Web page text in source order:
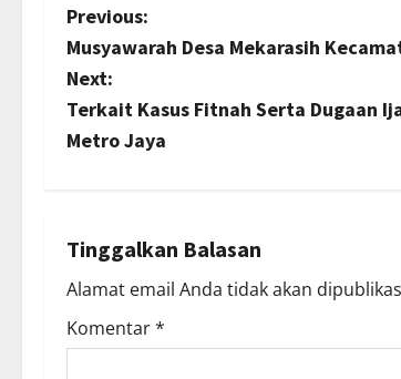
P
o
s
a
v
i
Previous:
Musyawarah Desa Mekarasih
Next:
Terkait Kasus Fitnah Serta Dugaan
Metro Jaya
Tinggalkan Balasan
Alamat email Anda tidak akan
Komentar*